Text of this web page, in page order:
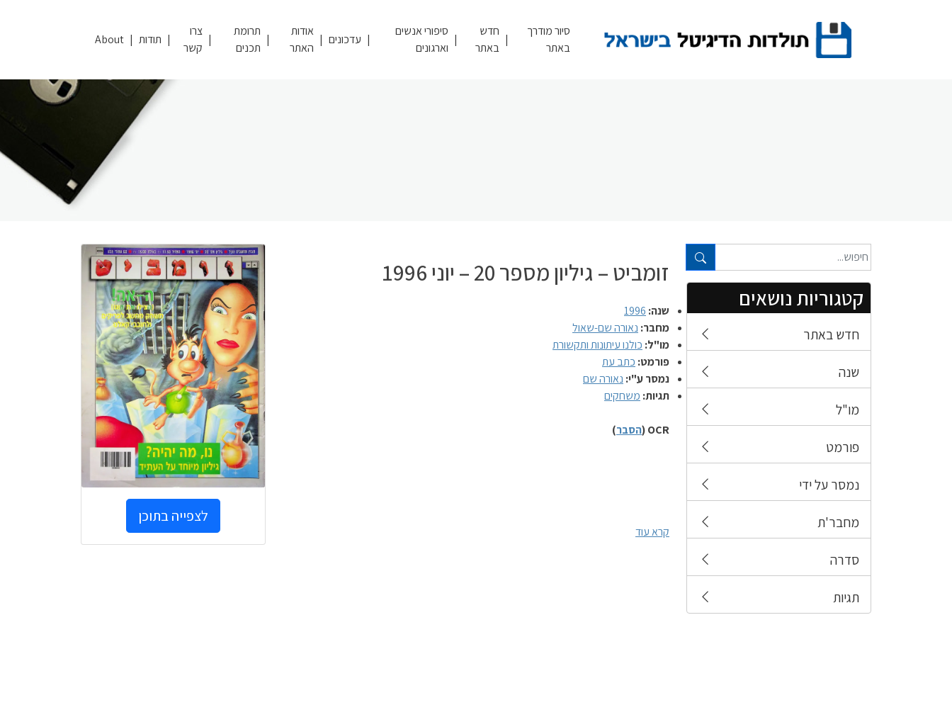
סיור מודרך
באתר
חדש
באתר
סיפורי אנשים
וארגונים
עדכונים
אודות
האתר
תרומת
תכנים
צרו
קשר
תודות About
טקסט חופשי...
קטגוריות נושאים
חדש באתר
שנה
מו"ל
פורמט
נמסר על ידי
מחבר'ת
סדרה
תגיות
זומביט – גיליון מספר 20 – יוני 1996
שנה: 1996
מחבר: נאורה שם-שאול
מו"ל: כולנו עיתונות ותקשורת
פורמט: כתב עת
נמסר ע"י: נאורה שם
תגיות: משחקים
OCR ( הסבר)
קרא עוד
לצפייה בתוכן